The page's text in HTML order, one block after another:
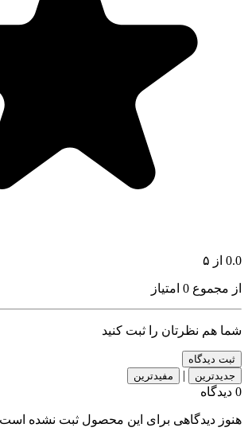
0.0 از ۵
از مجموع 0 امتیاز
شما هم نظرتان را ثبت کنید
ثبت دیدگاه
جدیدترین
| مفیدترین
0 دیدگاه
هنوز دیدگاهی برای این محصول ثبت نشده